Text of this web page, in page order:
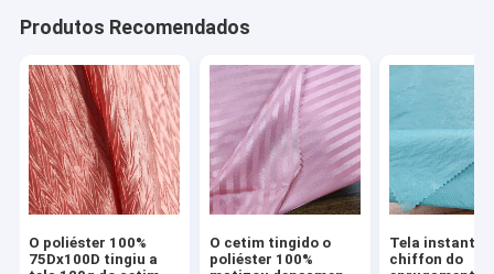
Produtos Recomendados
O poliéster 100%
75Dx100D tingiu a
O cetim tingido o
poliéster 100%
Tela
chiffon do